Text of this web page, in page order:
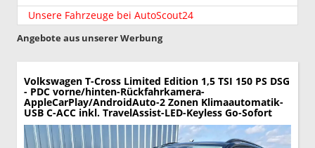
Unsere Fahrzeuge bei AutoScout24
Angebote aus unserer Werbung
Volkswagen T-Cross Limited Edition 1,5 TSI 150 PS DSG
- PDC vorne/hinten-Rückfahrkamera-
AppleCarPlay/AndroidAuto-2 Zonen Klimaautomatik-
USB C-ACC inkl. TravelAssist-LED-Keyless Go-Sofort